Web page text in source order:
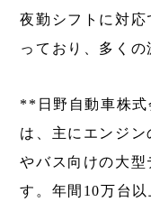
夜勤シフトに対
っており、多くの
**日野自動車株
は、主にエンジ
やバス向けの大
す。年間10万台以